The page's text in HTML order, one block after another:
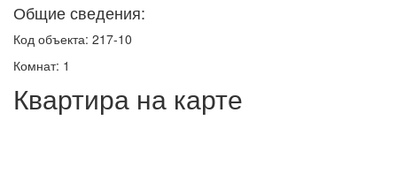
Общие сведения:
Код объекта: 217-10
Комнат: 1
Квартира на карте